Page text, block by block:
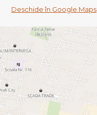
Deschide în Google Maps